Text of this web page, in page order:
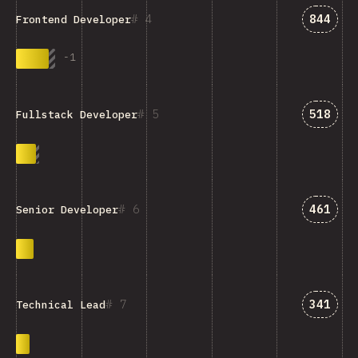
4
Frontend Developer
-1
844
5
Fullstack Developer 518
6
Senior Developer 461
7
Technical Lead 341